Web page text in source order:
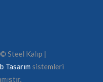
Steel Kalıp |
Tasarım sistemleri